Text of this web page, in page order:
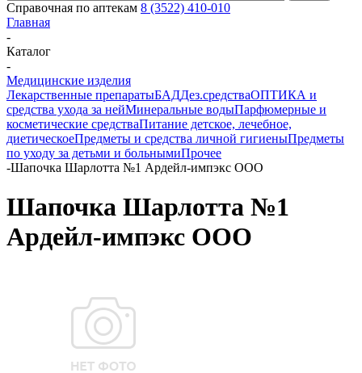
Справочная по аптекам 8 (3522) 410-010
Главная
-
Каталог
-
Медицинские изделия
Лекарственные препаратыБАДДез.средстваОПТИКА и
средства ухода за нейМинеральные водыПарфюмерные и
косметические средстваПитание детское, лечебное,
диетическоеПредметы и средства личной гигиеныПредметы
по уходу за детьми и больнымиПрочее
-Шапочка Шарлотта №1 Ардейл-импэкс ООО
Шапочка Шарлотта №1
Ардейл-импэкс ООО